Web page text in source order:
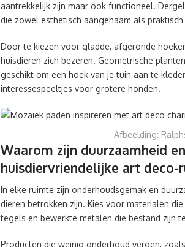
aantrekkelijk zijn maar ook functioneel.
die zowel esthetisch aangenaam als praktisch
Door te kiezen voor gladde, afgeronde
huisdieren zich bezeren. Geometrische
geschikt om een hoek van je tuin aan te
interessespeeltjes voor grotere honden.
Afbeelding:
Waarom zijn duurzaamheid
huisdiervriendelijke art deco-
In elke ruimte zijn onderhoudsgemak en
dieren betrokken zijn. Kies voor materialen
tegels en bewerkte metalen die bestand zijn
Producten die weinig onderhoud vergen,